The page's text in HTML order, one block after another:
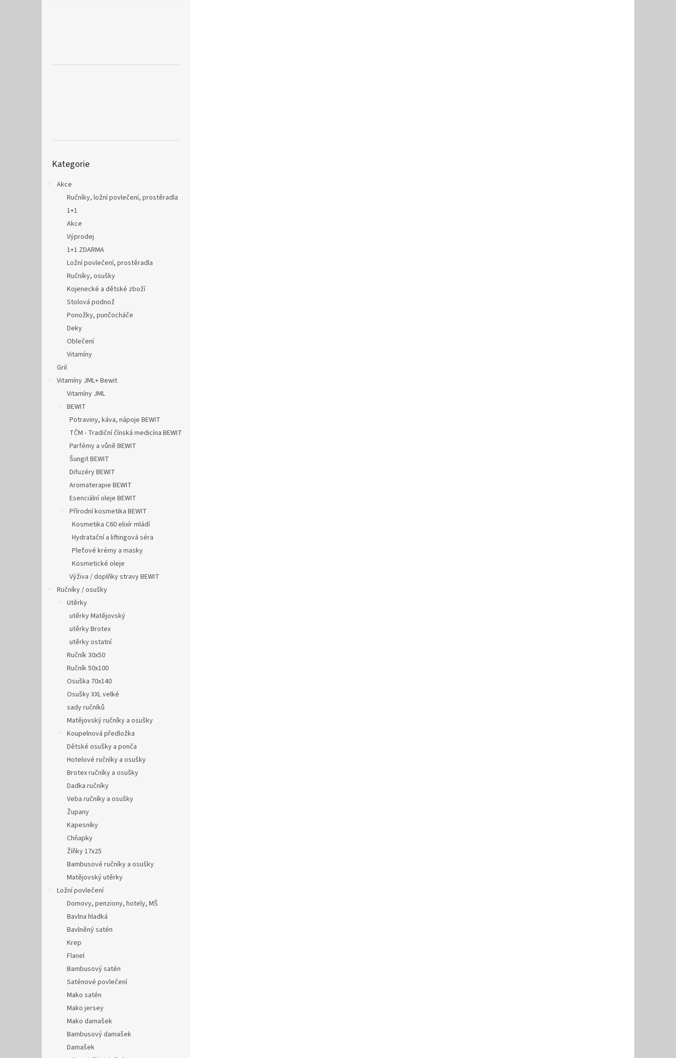
kategorie
Kategorie
Akce
Ručníky, ložní povlečení, prostěradla
1+1
Akce
Výprodej
1+1 ZDARMA
Ložní povlečení, prostěradla
Ručníky, osušky
Kojenecké a dětské zboží
Stolová podnož
Ponožky, punčocháče
Deky
Oblečení
Vitamíny
Gril
Vitamíny JML+ Bewit
Vitamíny JML
BEWIT
Potraviny, káva, nápoje BEWIT
TČM - Tradiční čínská medicína BEWIT
Parfémy a vůně BEWIT
Šungit BEWIT
Difuzéry BEWIT
Aromaterapie BEWIT
Esenciální oleje BEWIT
Přírodní kosmetika BEWIT
Kosmetika C60 elixír mládí
Hydratační a liftingová séra
Pleťové krémy a masky
Kosmetické oleje
Výživa / doplňky stravy BEWIT
Ručníky / osušky
Utěrky
utěrky Matějovský
utěrky Brotex
utěrky ostatní
Ručník 30x50
Ručník 50x100
Osuška 70x140
Osušky XXL velké
sady ručníků
Matějovský ručníky a osušky
Koupelnová předložka
Dětské osušky a ponča
Hotelové ručníky a osušky
Brotex ručníky a osušky
Dadka ručníky
Veba ručníky a osušky
Župany
Kapesníky
Chňapky
Žíňky 17x25
Bambusové ručníky a osušky
Matějovský utěrky
Ložní povlečení
Domovy, penziony, hotely, MŠ
Bavlna hladká
Bavlněný satén
Krep
Flanel
Bambusový satén
Saténové povlečení
Mako satén
Mako jersey
Mako damašek
Bambusový damašek
Damašek